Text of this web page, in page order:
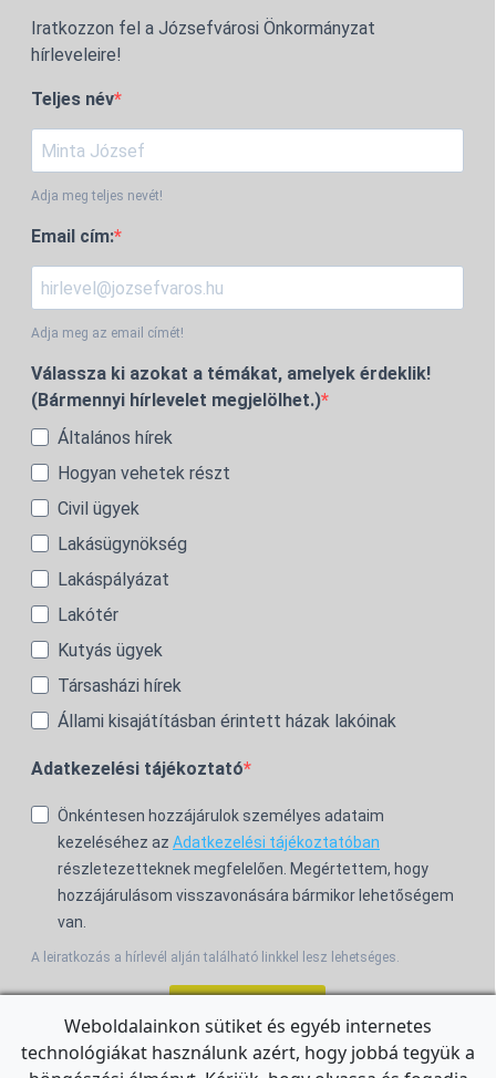
Iratkozzon fel a Józsefvárosi Önkormányzat
hírleveleire!
Teljes név
Adja meg teljes nevét!
Email cím:
Adja meg az email címét!
Válassza ki azokat a témákat, amelyek érdeklik!
(Bármennyi hírlevelet megjelölhet.)
Általános hírek
Hogyan vehetek részt
Civil ügyek
Lakásügynökség
Lakáspályázat
Lakótér
Kutyás ügyek
Társasházi hírek
Állami kisajátításban érintett házak lakóinak
Adatkezelési tájékoztató
Önkéntesen hozzájárulok személyes adataim
kezeléséhez az Adatkezelési tájékoztatóban
részletezetteknek megfelelően. Megértettem, hogy
hozzájárulásom visszavonására bármikor lehetőségem
van.
A leiratkozás a hírlevél alján található linkkel lesz lehetséges.
For the English Newsletter, clickHERE.
Weboldalainkon sütiket és egyéb internetes
technológiákat használunk azért, hogy jobbá tegyük a